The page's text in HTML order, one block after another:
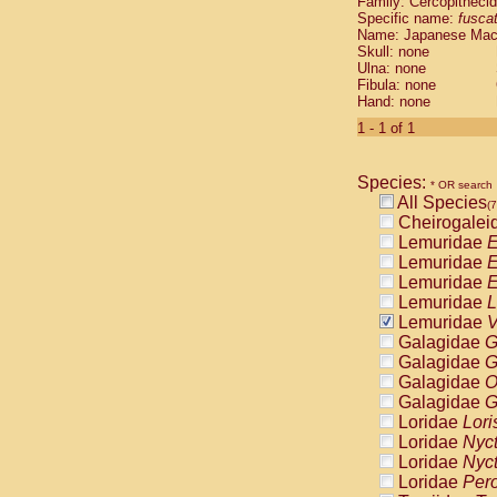
Cebidae
Cebidae
Cebidae
Cebidae
Cebidae
Cebidae
Cebidae
Cebidae
Cebidae
Cebidae
Cebidae
Cebidae
Atelidae
Atelidae
Atelidae
Atelidae
Atelidae
Atelidae
Atelidae
Atelidae
Atelidae
Atelidae
Pitheciidae
Specific name:
Name: Japanese
Skull: none
Ulna: none
Fibula: none
Hand: none
1 - 1 of 1
Species: * OR search
All Species
Lemuridae
Lemuridae
Lemuridae
Lemuridae
Lemuridae
Galagidae
Galagidae
Galagidae
Galagidae
Loridae
Loridae
Loridae
Loridae